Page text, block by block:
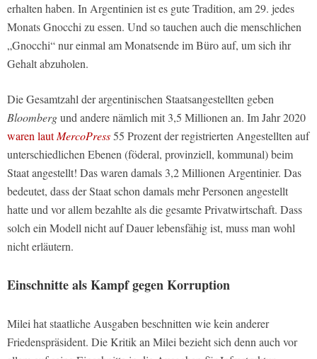
erhalten haben. In Argentinien ist es gute Tradition, am 29. jedes
Monats Gnocchi zu essen. Und so tauchen auch die menschlichen
„Gnocchi“ nur einmal am Monatsende im Büro auf, um sich ihr
Gehalt abzuholen.
Die Gesamtzahl der argentinischen Staatsangestellten geben
Bloombergund andere nämlich mit 3,5 Millionen an. Im Jahr 2020
waren lautMercoPress55 Prozent der registrierten Angestellten auf
unterschiedlichen Ebenen (föderal, provinziell, kommunal) beim
Staat angestellt! Das waren damals 3,2 Millionen Argentinier. Das
bedeutet, dass der Staat schon damals mehr Personen angestellt
hatte und vor allem bezahlte als die gesamte Privatwirtschaft. Dass
solch ein Modell nicht auf Dauer lebensfähig ist, muss man wohl
nicht erläutern.
Einschnitte als Kampf gegen Korruption
Milei hat staatliche Ausgaben beschnitten wie kein anderer
Friedenspräsident. Die Kritik an Milei bezieht sich denn auch vor